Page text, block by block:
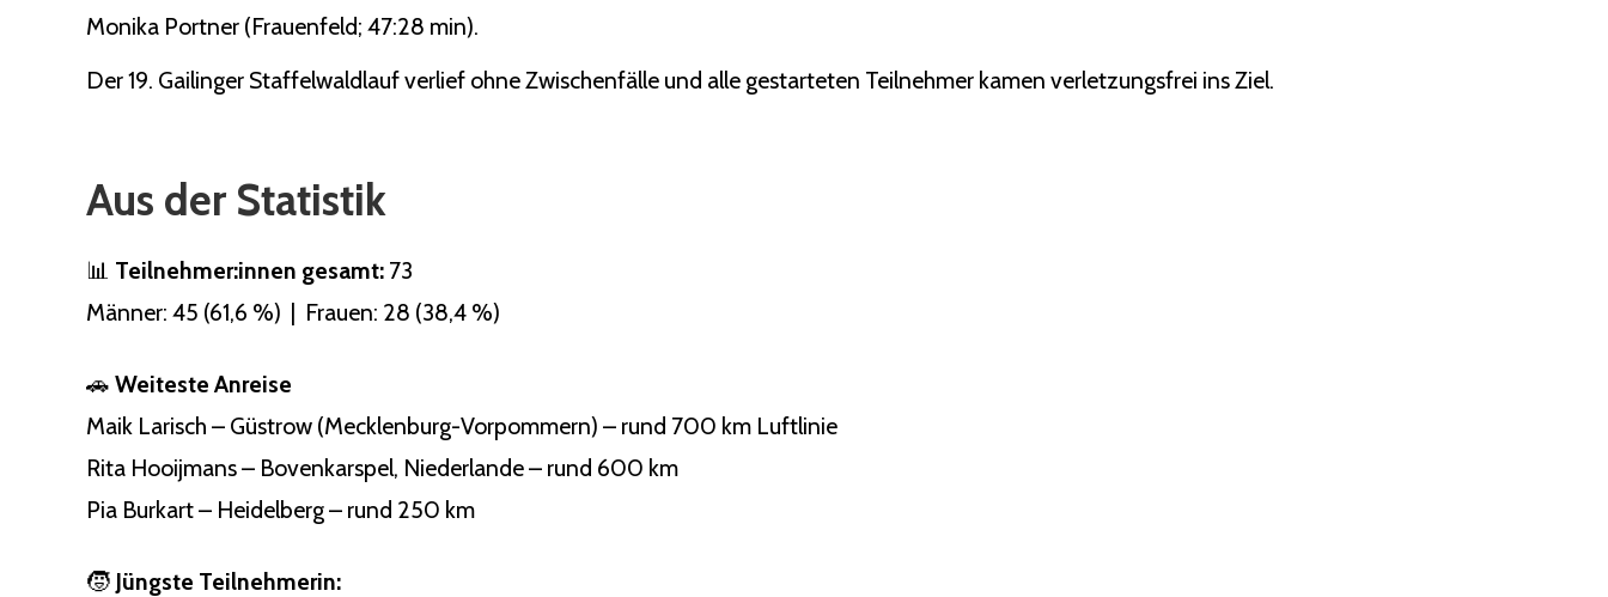
Monika Portner (Frauenfeld; 47:28 min).
Der 19. Gailinger Staffelwaldlauf verlief ohne Zwischenfälle und alle gestarteten Teilnehmer kamen verletzungsfrei ins Ziel.
Aus der Statistik
📊 Teilnehmer:innen gesamt: 73
Männer: 45 (61,6 %) | Frauen: 28 (38,4 %)
🚗 Weiteste Anreise
Maik Larisch – Güstrow (Mecklenburg-Vorpommern) – rund 700 km Luftlinie
Rita Hooijmans – Bovenkarspel, Niederlande – rund 600 km
Pia Burkart – Heidelberg – rund 250 km
🧒 Jüngste Teilnehmerin: